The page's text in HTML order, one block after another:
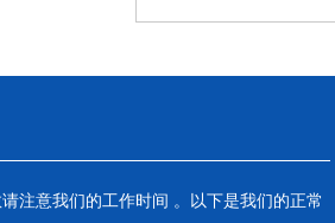
注意我们的工作时间 。以下是我们的正常